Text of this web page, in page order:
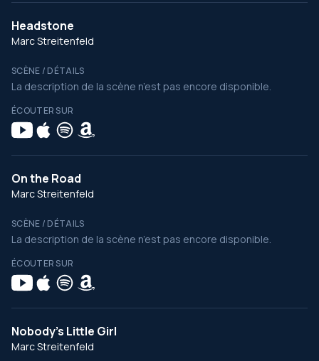
Headstone
Marc Streitenfeld
SCÈNE / DÉTAILS
La description de la scène n’est pas encore disponible.
ÉCOUTER SUR
On the Road
Marc Streitenfeld
SCÈNE / DÉTAILS
La description de la scène n’est pas encore disponible.
ÉCOUTER SUR
Nobody's Little Girl
Marc Streitenfeld